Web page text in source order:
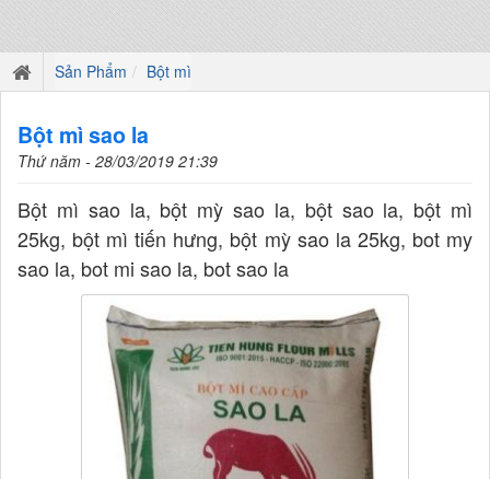
Sản Phẩm Bột mì
Bột mì sao la
Thứ năm - 28/03/2019 21:39
Bột mì sao la, bột mỳ sao la, bột sao la, bột mì
25kg, bột mì tiến hưng, bột mỳ sao la 25kg, bot my
sao la, bot mi sao la, bot sao la